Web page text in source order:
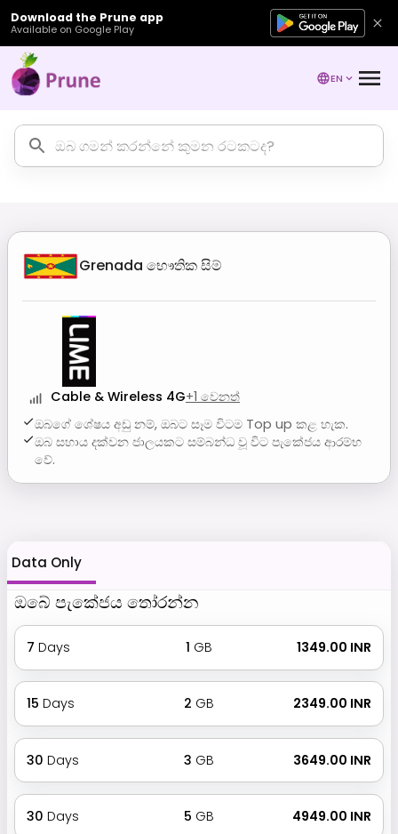
Download the Prune app
Available on Google Play
EN
Grenada භෞතික සිම්
Cable & Wireless 4G+1 වෙනත්
ඔබගේ ශේෂය අඩු නම්, ඔබට සෑම විටම Top up කළ හැක.
ඔබ සහාය දක්වන ජාලයකට සම්බන්ධ වූ විට පැකේජය ආරම්භ
වේ.
Data Only
ඔබේ පැකේජය තෝරන්න
7 Days 1 GB ₹ 1349.00 INR
15 Days 2 GB ₹ 2349.00 INR
30 Days 3 GB ₹ 3649.00 INR
30 Days 5 GB ₹ 4949.00 INR